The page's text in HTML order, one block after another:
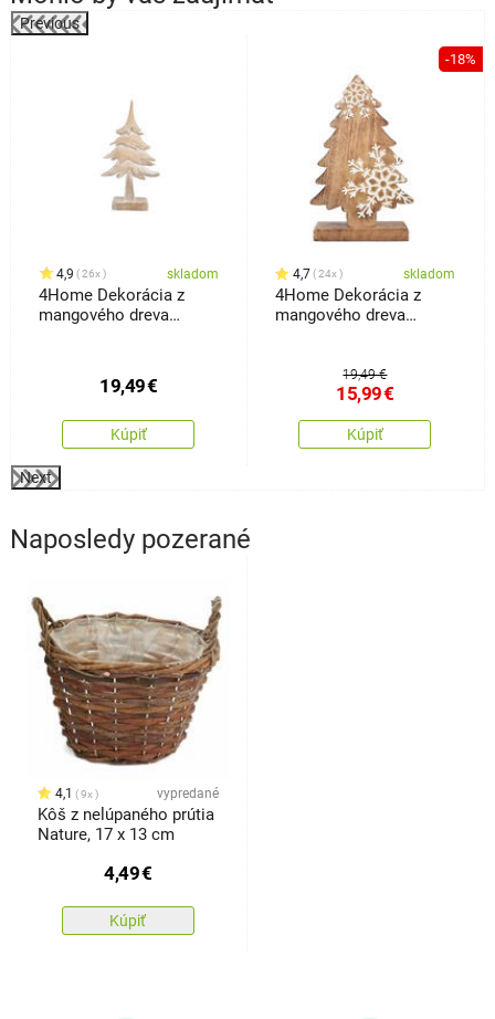
Previous
4,9 26x skladom
4Home Dekorácia z
mangového dreva
19,49€
Kúpiť
-18%
4,7 24x skladom
4Home Dekorácia z
mangového dreva
19,49 €
15,99€
Kúpiť
Next
Naposledy pozerané
4,1 9x vypredané
Kôš z nelúpaného prútia
Nature, 17 x 13 cm​
4,49€
Kúpiť